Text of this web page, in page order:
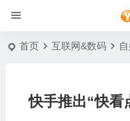
首页 互联网&数码
快手推出“快看